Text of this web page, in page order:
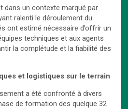
dans un contexte marqué par
ralenti le déroulement du
ont estimé nécessaire d’offrir un
techniques et aux agents
la complétude et la fiabilité des
et logistiques sur le terrain
a été confronté à divers
de formation des quelque 32